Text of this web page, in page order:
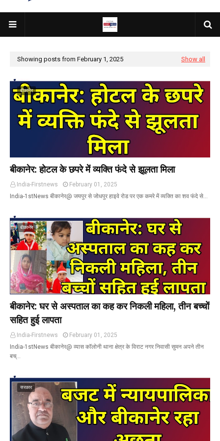
Showing posts from February 1, 2025 Show all
बीकानेर
बीकानेर: होटल के छपरे में व्यक्ति फंदे से झूलता मिला
India-Firstnews
February 01, 2025
India-1stNews बीकानेर@ जयपुर से जोधपुर हाइवे रोड पर एक कमरे में व्यक्ति का शव फंदे से…
बीकानेर
बीकानेर: घर से अस्पताल का कह कर निकली महिला, तीन बच्चों
सहित हुई लापता
India-Firstnews
February 01, 2025
India-1stNews बीकानेर@ व्यास कॉलोनी थाना क्षेत्र के विराट नगर निवासी सुमन अपने तीन
बच्…
सरकार